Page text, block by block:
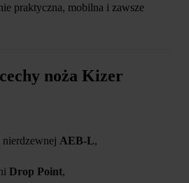
praktyczna, mobilna i zawsze
noża Kizer
nierdzewnej AEB-L,
Drop Point,